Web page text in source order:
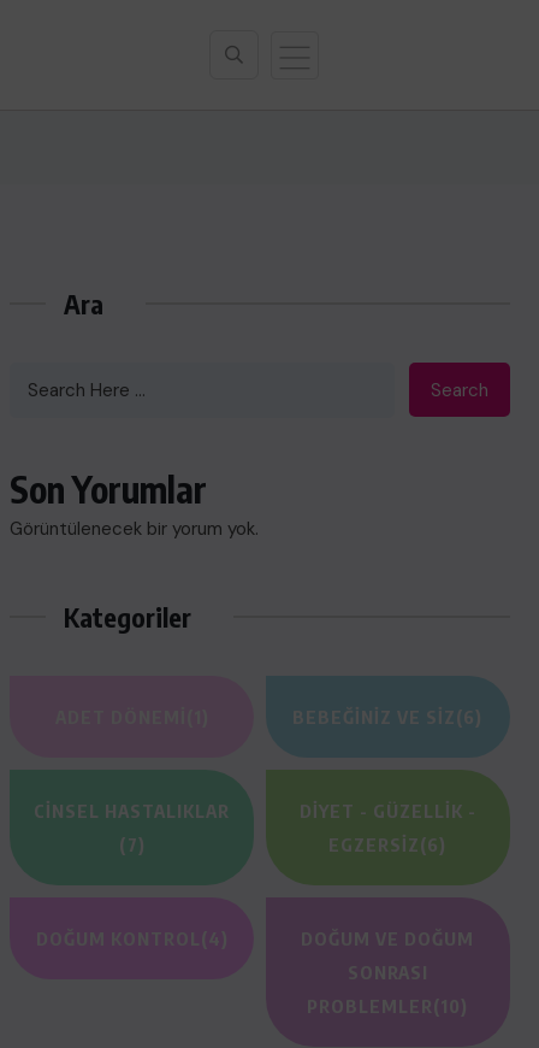
Ara
Search
Son Yorumlar
Görüntülenecek bir yorum yok.
Kategoriler
BEBEĞINIZ VE SIZ(6)
CINSEL HASTALIKLAR
(7)
DIYET - GÜZELLIK -
EGZERSIZ(6)
DOĞUM KONTROL (4)
DOĞUM VE DOĞUM
SONRASI
PROBLEMLER(10)